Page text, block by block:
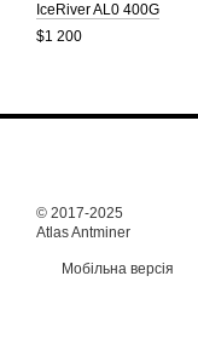
IceRiver AL0 400G
$1 200
© 2017-2025
Atlas Antminer
Мобільна версія